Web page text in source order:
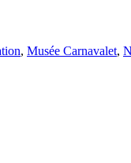
, Musée Carnavalet,